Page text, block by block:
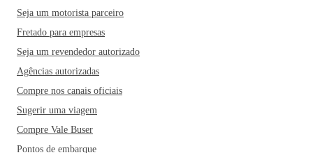
Seja um motorista parceiro
Fretado para empresas
Seja um revendedor autorizado
Agências autorizadas
Compre nos canais oficiais
Sugerir uma viagem
Compre Vale Buser
Pontos de embarque